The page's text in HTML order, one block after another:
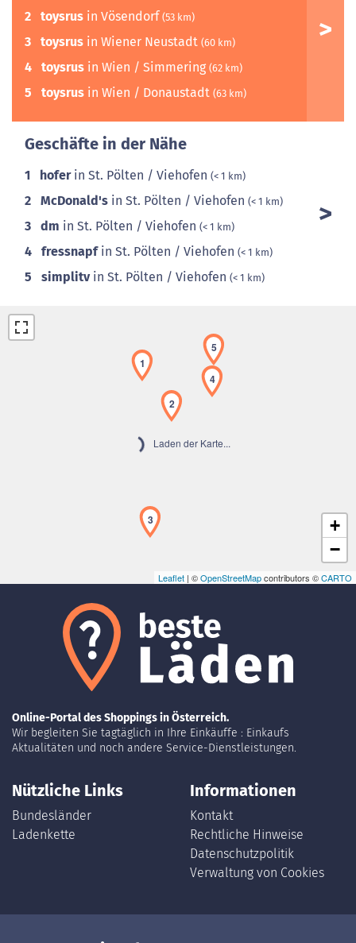
2 toysrus in Vösendorf (53 km)
3 toysrus in Wiener Neustadt (60 km)
4 toysrus in Wien / Simmering (62 km)
5 toysrus in Wien / Donaustadt (63 km)
Geschäfte in der Nähe
1 hoferin St. Pölten / Viehofen (< 1 km)
2 McDonald's in St. Pölten / Viehofen (< 1 km)
3 dm in St. Pölten / Viehofen (< 1 km)
4 fressnapfin St. Pölten / Viehofen (< 1 km)
5 simplitvin St. Pölten / Viehofen (< 1 km)
Laden der Karte...
1
2
3
4
5
+
−
Leaflet | ©OpenStreetMapcontributors ©CARTO
Online-Portal des Shoppings in Österreich.
Wir begleiten Sie tagtäglich in Ihre Einkäuffe : Einkaufs
Aktualitäten und noch andere Service-Dienstleistungen.
Nützliche Links
Bundesländer
Ladenkette
Informationen
Kontakt
Rechtliche Hinweise
Datenschutzpolitik
Verwaltung von Cookies